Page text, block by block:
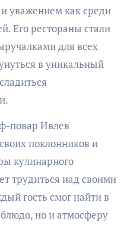
уважением как среди
Его рестораны стали
для всех
в уникальный
повар Ивлев
поклонников и
кулинарного
трудиться над своими
гость смог найти в
но и атмосферу